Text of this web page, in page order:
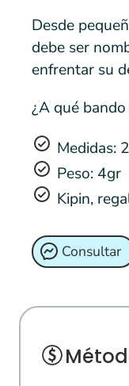
Desde
debe ser
enfrentar su
¿A qué
Medidas:
Peso: 4gr
Kipin,
Consultar